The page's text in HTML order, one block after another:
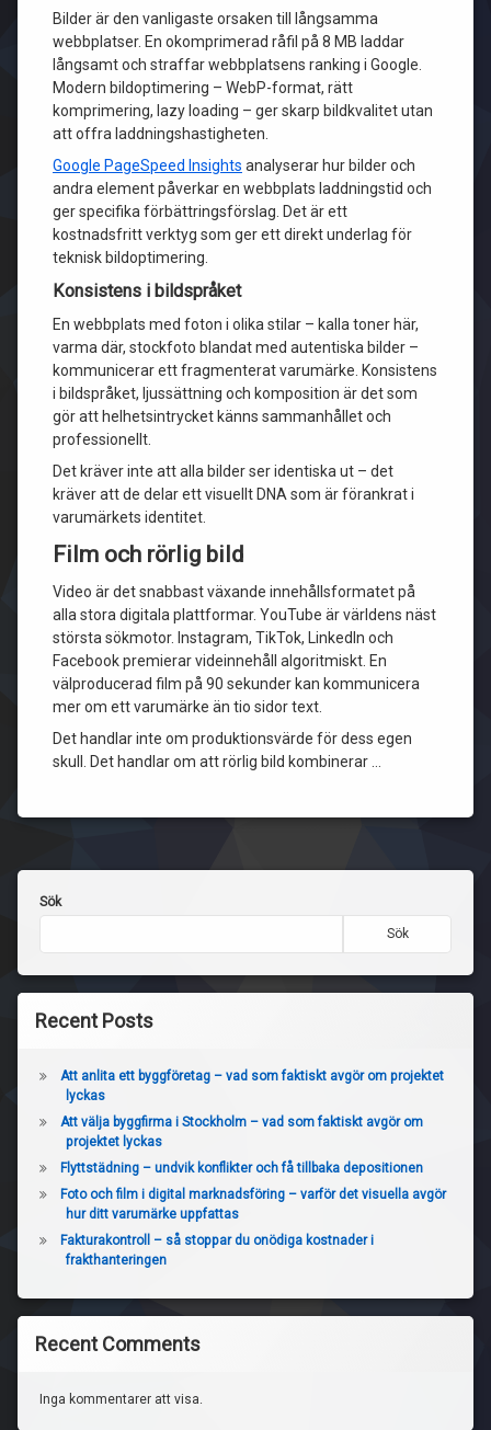
Bilder är den vanligaste orsaken till långsamma
webbplatser. En okomprimerad råfil på 8 MB laddar
långsamt och straffar webbplatsens ranking i Google.
Modern bildoptimering – WebP-format, rätt
komprimering, lazy loading – ger skarp bildkvalitet utan
att offra laddningshastigheten.
Google PageSpeed Insights analyserar hur bilder och
andra element påverkar en webbplats laddningstid och
ger specifika förbättringsförslag. Det är ett
kostnadsfritt verktyg som ger ett direkt underlag för
teknisk bildoptimering.
Konsistens i bildspråket
En webbplats med foton i olika stilar – kalla toner här,
varma där, stockfoto blandat med autentiska bilder –
kommunicerar ett fragmenterat varumärke. Konsistens
i bildspråket, ljussättning och komposition är det som
gör att helhetsintrycket känns sammanhållet och
professionellt.
Det kräver inte att alla bilder ser identiska ut – det
kräver att de delar ett visuellt DNA som är förankrat i
varumärkets identitet.
Film och rörlig bild
Video är det snabbast växande innehållsformatet på
alla stora digitala plattformar. YouTube är världens näst
största sökmotor. Instagram, TikTok, LinkedIn och
Facebook premierar videinnehåll algoritmiskt. En
välproducerad film på 90 sekunder kan kommunicera
mer om ett varumärke än tio sidor text.
Det handlar inte om produktionsvärde för dess egen
skull. Det handlar om att rörlig bild kombinerar …
Sök
Sök
Recent Posts
Att anlita ett byggföretag – vad som faktiskt avgör om projektet
lyckas
Att välja byggfirma i Stockholm – vad som faktiskt avgör om
projektet lyckas
Flyttstädning – undvik konflikter och få tillbaka depositionen
Foto och film i digital marknadsföring – varför det visuella avgör
hur ditt varumärke uppfattas
Fakturakontroll – så stoppar du onödiga kostnader i
frakthanteringen
Recent Comments
Inga kommentarer att visa.